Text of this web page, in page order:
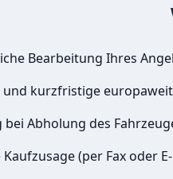
Bearbeitung Ihres
und kurzfristige
bei Abholung des
(per Fax oder